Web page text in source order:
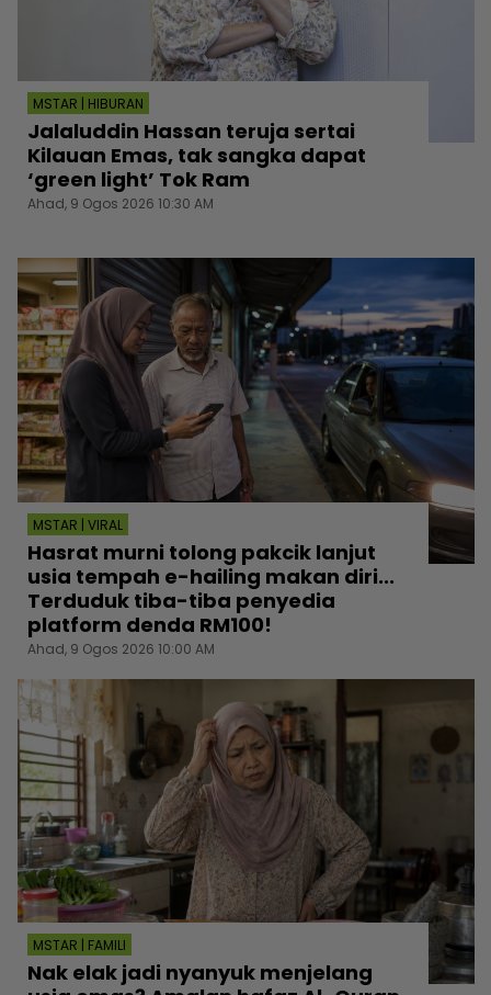
MSTAR | HIBURAN
Jalaluddin Hassan teruja sertai
Kilauan Emas, tak sangka dapat
‘green light’ Tok Ram
Ahad, 9 Ogos 2026 10:30 AM
MSTAR | VIRAL
Hasrat murni tolong pakcik lanjut
usia tempah e-hailing makan diri...
Terduduk tiba-tiba penyedia
platform denda RM100!
Ahad, 9 Ogos 2026 10:00 AM
MSTAR | FAMILI
Nak elak jadi nyanyuk menjelang